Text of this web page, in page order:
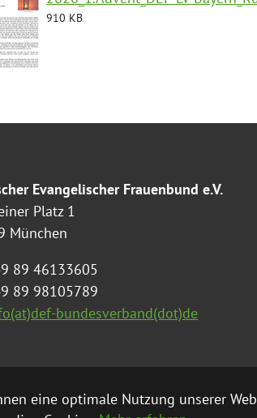
eine optimale Nutzung unserer
910 KB
Evangelischer Frauenbund e.V.
Platz 1
München
89 46133605
89 98105789
bundesverband(dot)de